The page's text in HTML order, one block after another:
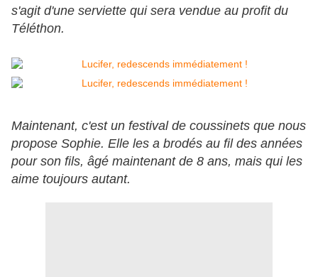
s'agit d'une serviette qui sera vendue au profit du
Téléthon.
Maintenant, c'est un festival de coussinets que nous
propose Sophie. Elle les a brodés au fil des années
pour son fils, âgé maintenant de 8 ans, mais qui les
aime toujours autant.